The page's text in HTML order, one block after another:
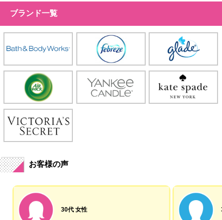
ブランド一覧
お客様の声
30代 女性